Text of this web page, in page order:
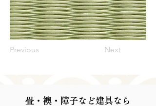
Previous Next
畳・襖・障子など建具なら